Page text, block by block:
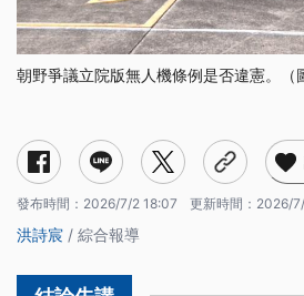
朝野爭議立院版無人機條例是否違憲。（
發布時間： 2026/7/2 18:07 更新時間： 2026/
洪詩宸 / 綜合報導